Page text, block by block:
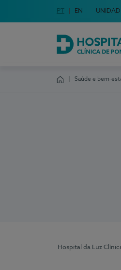
Escolha o seu idioma
Idioma em Português
PT English
EN
Hospital da Luz
Saúde e bem-
Hospital da Luz